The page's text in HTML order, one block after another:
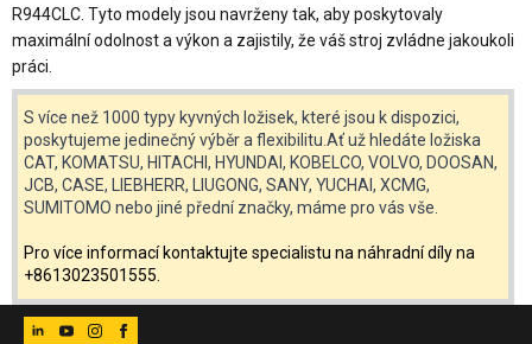
R944CLC. Tyto modely jsou navrženy tak, aby poskytovaly
maximální odolnost a výkon a zajistily, že váš stroj zvládne jakoukoli
práci.
S více než 1000 typy kyvných ložisek, které jsou k dispozici,
poskytujeme jedinečný výběr a flexibilitu.Ať už hledáte ložiska
CAT, KOMATSU, HITACHI, HYUNDAI, KOBELCO, VOLVO, DOOSAN,
JCB, CASE, LIEBHERR, LIUGONG, SANY, YUCHAI, XCMG,
SUMITOMO nebo jiné přední značky, máme pro vás vše.
Pro více informací kontaktujte specialistu na náhradní díly na
+8613023501555.